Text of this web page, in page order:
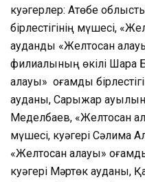
куәгерлер: Ақтөбе
бірлестігінің мүшесі,
аудандық «Желтоқсан
филиалының өкілі Шара
алауы» қоғамдық
ауданы, Сарыжар
Меделбаев, «Желтоқсан
мүшесі, куәгері Сәлима
«Желтоқсан алауы»
куәгері Мәртөк ауданы,